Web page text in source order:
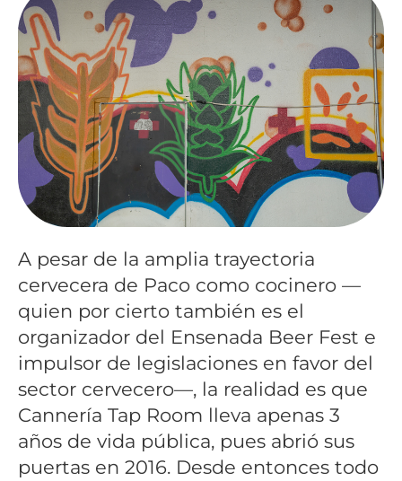
A pesar de la amplia trayectoria
cervecera de Paco como cocinero —
quien por cierto también es el
organizador del Ensenada Beer Fest e
impulsor de legislaciones en favor del
sector cervecero—, la realidad es que
Cannería Tap Room lleva apenas 3
años de vida pública, pues abrió sus
puertas en 2016. Desde entonces todo